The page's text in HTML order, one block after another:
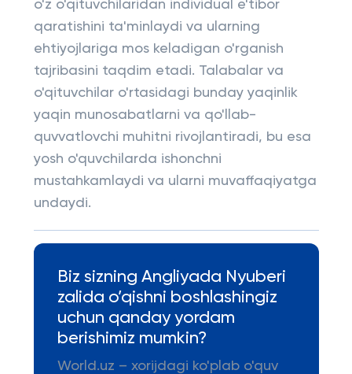
o'z o'qituvchilaridan individual e'tibor
qaratishini ta'minlaydi va ularning
ehtiyojlariga mos keladigan o'rganish
tajribasini taqdim etadi. Talabalar va
o'qituvchilar o'rtasidagi bunday yaqinlik
yaqin munosabatlarni va qo'llab-
quvvatlovchi muhitni rivojlantiradi, bu esa
yosh o'quvchilarda ishonchni
mustahkamlaydi va ularni muvaffaqiyatga
undaydi.
Biz sizning Angliyada Nyuberi
zalida o’qishni boshlashingiz
uchun qanday yordam
berishimiz mumkin?
World.uz – xorijdagi ko'plab o'quv